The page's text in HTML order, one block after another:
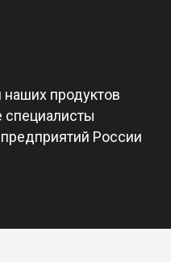
продуктов
специалисты
России